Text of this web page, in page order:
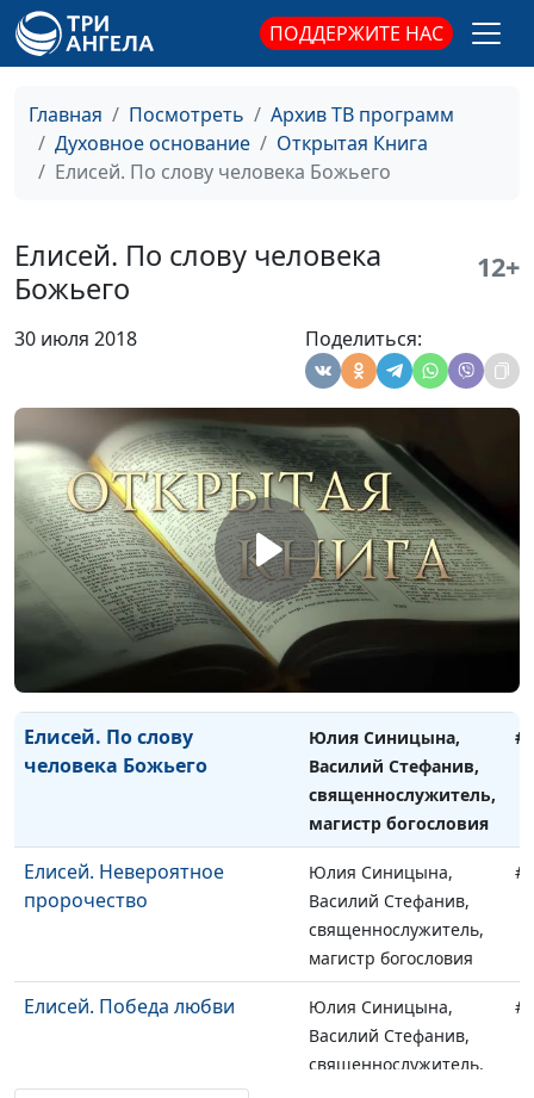
ПОДДЕРЖИТЕ НАС
Главная Посмотреть
Архив ТВ программ
Духовное основание
Открытая Книга
Елисей. По слову человека Божьего
Елисей. По слову человека
Божьего
12+
30 июля 2018 Поделиться:
магистр богословия
Христианские олимпийцы
Юлия Синицына,
священнослужитель,
магистр богословия
священнослужитель,
Сила ходатайственной
Юлия Синицына,
Василий Стефанив,
священнослужитель,
Величие унижения
Юлия Синицына,
Василий Стефанив,
священнослужитель,
магистр богословия
Нужда человека - время
Божьих возможностей
Юлия Синицына,
Василий Стефанив,
священнослужитель,
магистр богословия
Елисей. По слову
человека Божьего
Юлия Синицына,
Василий Стефанив,
священнослужитель,
магистр богословия
Елисей. Невероятное
пророчество
Юлия Синицына,
Василий Стефанив,
священнослужитель,
магистр богословия
Елисей. Победа любви
Юлия Синицына,
Василий Стефанив,
священнослужитель,